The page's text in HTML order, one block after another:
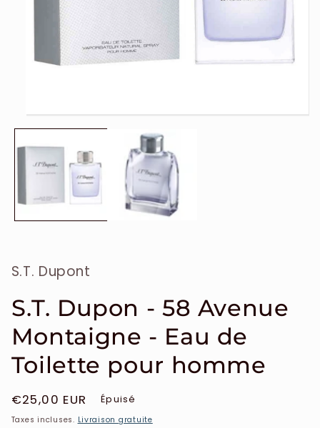
le
1
dans
une
S.T. Dupont
S.T. Dupon - 58 Avenue
Montaigne - Eau de
Toilette pour homme
Prix
habituel
€25,00 EUR Épuisé
Taxes incluses. Livraison gratuite